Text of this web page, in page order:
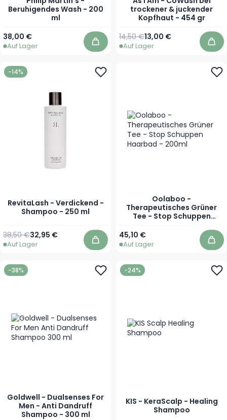
Beruhigendes Wash - 200
ml
38,00 €
Auf Lager In den Warenkorb
trockener & juckender
Kopfhaut - 454 gr
Sonderpreis
13,00 €
Regulärer Preis
14,50 €
Auf Lager In
-14%
RevitaLash - Verdickend -
Shampoo - 250 ml
Sonderpreis
32,95 €
Regulärer Preis
38,50 €
Auf Lager In den Warenkorb
Oolaboo -
Therapeutisches Grüner
Tee - Stop Schuppen
45,10 €
Auf Lager In
-38%
Goldwell - Dualsenses For
Men - Anti Dandruff
Shampoo - 300 ml
-24%
KIS - KeraScalp - Healing
Shampoo